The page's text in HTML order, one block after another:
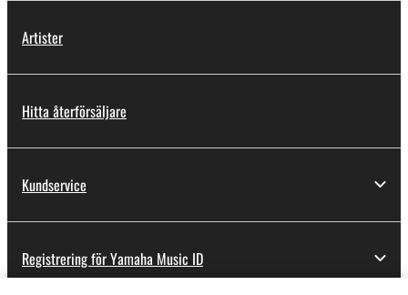
Artister
Hitta återförsäljare
Kundservice
Registrering för Yamaha Music ID